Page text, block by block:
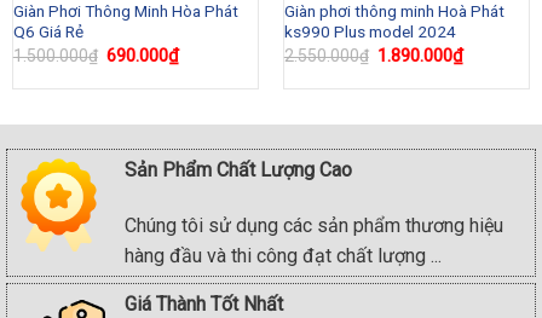
Giàn Phơi Thông Minh Hòa Phát
Q6 Giá Rẻ
1.500.000₫ Original
was:
690.000₫Current
price
is:
Giàn phơi thông minh Hoà Phát
ks990 Plus model 2024
2.550.000₫ Original
was:
1.890.000₫Current
price
is:
Sản Phẩm Chất Lượng Cao
Chúng tôi sử dụng các sản phẩm thương hiệu
hàng đầu và thi công đạt chất lượng ...
Giá Thành Tốt Nhất